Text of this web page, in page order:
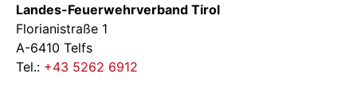
Landes-Feuerwehrverband Tirol
Florianistraße 1
A-6410 Telfs
Tel.: +43 5262 6912